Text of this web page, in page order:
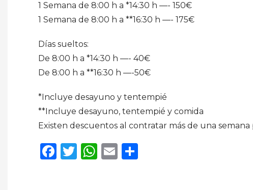
1 Semana de 8:00 h a *14:30 h —- 150€
1 Semana de 8:00 h a **16:30 h —- 175€
Días sueltos:
De 8:00 h a *14:30 h —- 40€
De 8:00 h a **16:30 h —-50€
*Incluye desayuno y tentempié
**Incluye desayuno, tentempié y comida
Existen descuentos al contratar más de una semana
Facebook
Twitter
WhatsApp
Email